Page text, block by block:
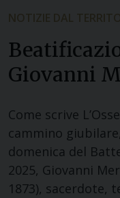
NOTIZIE DAL
Giovanni
Come scrive
cammino
domenica del
2025, Giovanni
1873), sacerdote,